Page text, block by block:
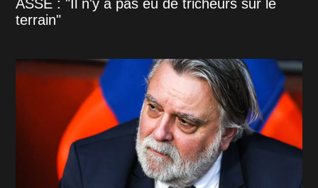
ASSE : "Il n'y a pas eu de tricheurs sur le
terrain"